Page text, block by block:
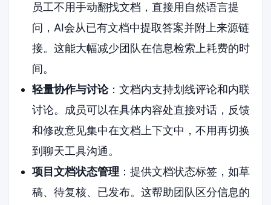
员工不用手动翻找文档，直接用自然语言提
问，AI会从已有文档中提取答案并附上来源链
接。这能大幅减少团队在信息检索上耗费的时
间。
轻量协作与讨论：文档内支持划线评论和内联
讨论。成员可以在具体内容处直接对话，反馈
和修改意见集中在文档上下文中，不用再切换
到聊天工具沟通。
项目文档状态管理 ：提供文档状态标签，如草
稿、待复核、已发布。这帮助团队区分信息的